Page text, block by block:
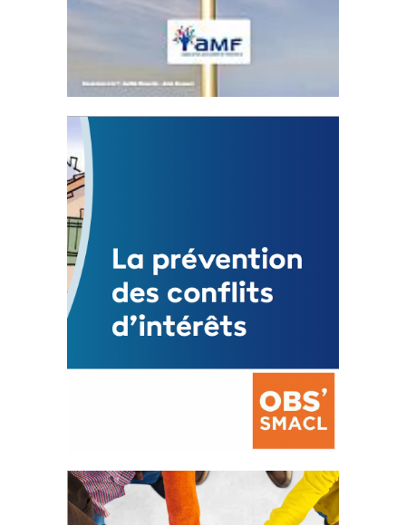
Statut de l’élu local
3 avril 2024
Mise à jour avril 2024
FEUILLETER
La prévention des conflits
d’intérêts
18 septembre 2023